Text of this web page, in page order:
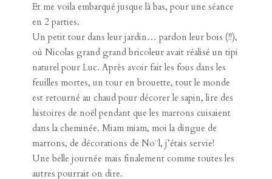
ensemble.
Et me voila embarqué jusque là bas, pour une séance
en 2 parties.
Un petit tour dans leur jardin… pardon leur bois (!!),
où Nicolas grand grand bricoleur avait réalisé un tipi
naturel pour Luc. Après avoir fait les fous dans les
feuilles mortes, un tour en brouette, tout le monde
est retourné au chaud pour décorer le sapin, lire des
histoires de noël pendant que les marrons cuisaient
dans la cheminée. Miam miam, moi la dingue de
marrons, de décorations de No¨l, j’étais servie!
Une belle journée mais finalement comme toutes les